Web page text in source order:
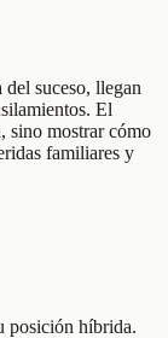
suceso, llegan
El
sino mostrar cómo
familiares y
posición híbrida.